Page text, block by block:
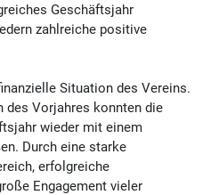
Geschäftsjahr
zahlreiche positive
Situation des Vereins.
des Vorjahres konnten die
wieder mit einem
Durch eine starke
erfolgreiche
Engagement vieler